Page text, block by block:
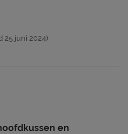
25 juni 2024)
en